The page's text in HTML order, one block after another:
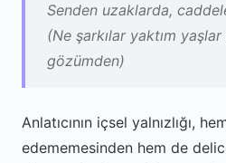
Senden uzaklarda,
(Ne şarkılar yaktım
gözümden)
Anlatıcının içsel yalnızlığı,
edememesinden hem de